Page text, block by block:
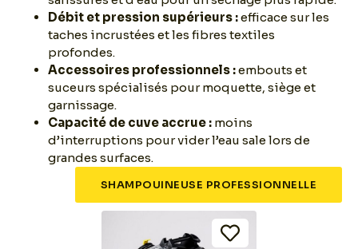
Débit et pression supérieurs :efficace sur les
taches incrustées et les fibres textiles
profondes.
Accessoires professionnels :embouts et
suceurs spécialisés pour moquette, siège et
garnissage.
Capacité de cuve accrue : moins
d’interruptions pour vider l’eau sale lors de
grandes surfaces.
SHAMPOUINEUSE PROFESSIONNELLE